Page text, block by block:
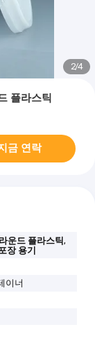
2/4
플라스틱
금 연락
운드 플라스틱,
장 용기
이너